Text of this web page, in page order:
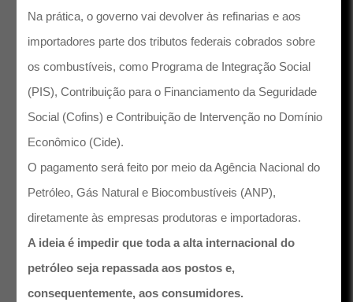
Na prática, o governo vai devolver às refinarias e aos
importadores parte dos tributos federais cobrados sobre
os combustíveis, como Programa de Integração Social
(PIS), Contribuição para o Financiamento da Seguridade
Social (Cofins) e Contribuição de Intervenção no Domínio
Econômico (Cide).
O pagamento será feito por meio da Agência Nacional do
Petróleo, Gás Natural e Biocombustíveis (ANP),
diretamente às empresas produtoras e importadoras.
A ideia é impedir que toda a alta internacional do
petróleo seja repassada aos postos e,
consequentemente, aos consumidores.